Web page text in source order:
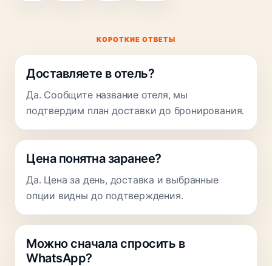
КОРОТКИЕ ОТВЕТЫ
Доставляете в отель?
Да. Сообщите название отеля, мы
подтвердим план доставки до бронирования.
Цена понятна заранее?
Да. Цена за день, доставка и выбранные
опции видны до подтверждения.
Можно сначала спросить в
WhatsApp?